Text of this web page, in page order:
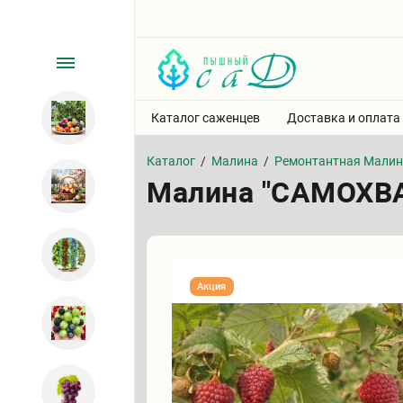
Каталог саженцев Доставка и оплата
Каталог / Малина / Ремонтантная
Малина
Акция